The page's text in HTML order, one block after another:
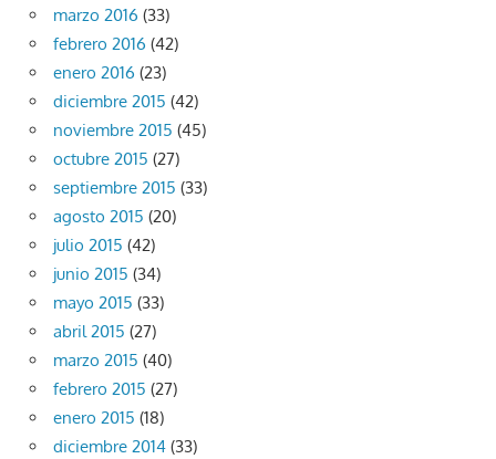
marzo 2016 (33)
febrero 2016 (42)
enero 2016 (23)
diciembre 2015 (42)
noviembre 2015 (45)
octubre 2015 (27)
septiembre 2015 (33)
agosto 2015 (20)
julio 2015 (42)
junio 2015 (34)
mayo 2015 (33)
abril 2015 (27)
marzo 2015 (40)
febrero 2015 (27)
enero 2015 (18)
diciembre 2014 (33)